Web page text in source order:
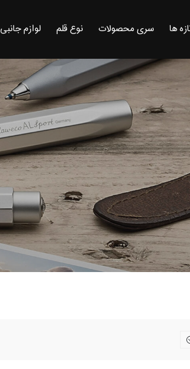
ها سری محصولات نوع قلم لوازم جانبی